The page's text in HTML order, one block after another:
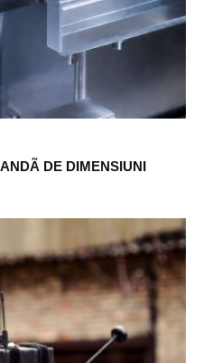
DE DIMENSIUNI